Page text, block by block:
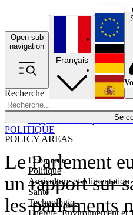
Open sub
navigation
Recherche
Se
POLICY AREAS
Economie
Politique
Agriculture et Alimentation
Santé
Technologies
Energie, Environnement et
Français
Le Parlement
un rapport sur
les parlements
POLITIQUE